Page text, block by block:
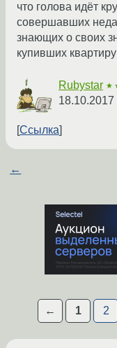
что голова идёт
совершавших
знающих о своих
купивших
Rubystar
Ссылка
←
← 1 2